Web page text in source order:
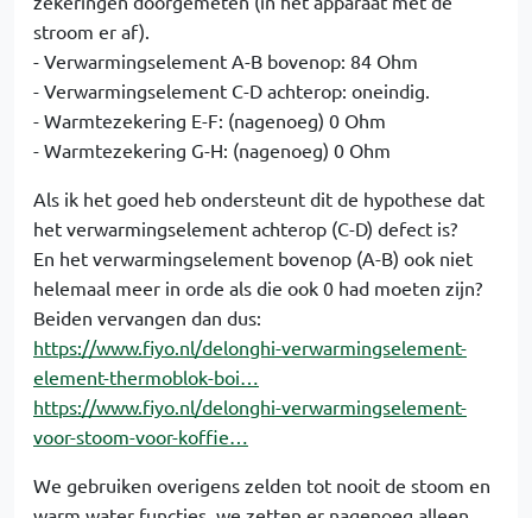
stroom er af).
- Verwarmingselement A-B bovenop: 84 Ohm
- Verwarmingselement C-D achterop: oneindig.
- Warmtezekering E-F: (nagenoeg) 0 Ohm
- Warmtezekering G-H: (nagenoeg) 0 Ohm
Als ik het goed heb ondersteunt dit de hypothese dat
het verwarmingselement achterop (C-D) defect is?
En het verwarmingselement bovenop (A-B) ook niet
helemaal meer in orde als die ook 0 had moeten zijn?
Beiden vervangen dan dus:
https://www.fiyo.nl/delonghi-verwarmingselement-
element-thermoblok-boi…
https://www.fiyo.nl/delonghi-verwarmingselement-
voor-stoom-voor-koffie…
We gebruiken overigens zelden tot nooit de stoom en